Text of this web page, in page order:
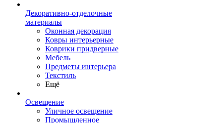
Декоративно-отделочные
материалы
Оконная декорация
Ковры интерьерные
Коврики придверные
Мебель
Предметы интерьера
Текстиль
Ещё
Освещение
Уличное освещение
Промышленное